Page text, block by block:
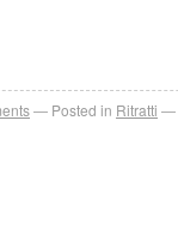
Posted in Ritratti